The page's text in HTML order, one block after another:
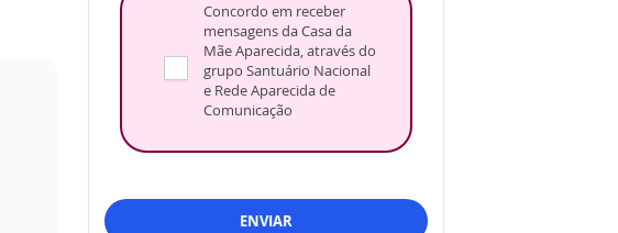
Concordo em receber
mensagens da Casa da
Mãe Aparecida, através do
grupo Santuário Nacional
e Rede Aparecida de
Comunicação
ENVIAR